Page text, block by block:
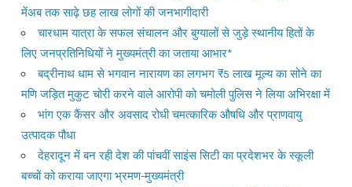
मेंअब तक साढ़े छह लाख लोगों की जनभागीदारी
चारधाम यात्रा के सफल संचालन और बुग्यालों से जुड़े स्थानीय हितों के
लिए जनप्रतिनिधियों ने मुख्यमंत्री का जताया आभार*
बद्रीनाथ धाम से भगवान नारायण का लगभग ₹5 लाख मूल्य का सोने का
मणि जड़ित मुकुट चोरी करने वाले आरोपी को चमोली पुलिस ने लिया अभिरक्षा में
भांग एक कैंसर और अवसाद रोधी चमत्कारिक औषधि और प्राणवायु
उत्पादक पौधा
देहरादून में बन रही देश की पांचवीं साइंस सिटी का प्रदेशभर के स्कूली
बच्चों को कराया जाएगा भ्रमण-मुख्यमंत्री